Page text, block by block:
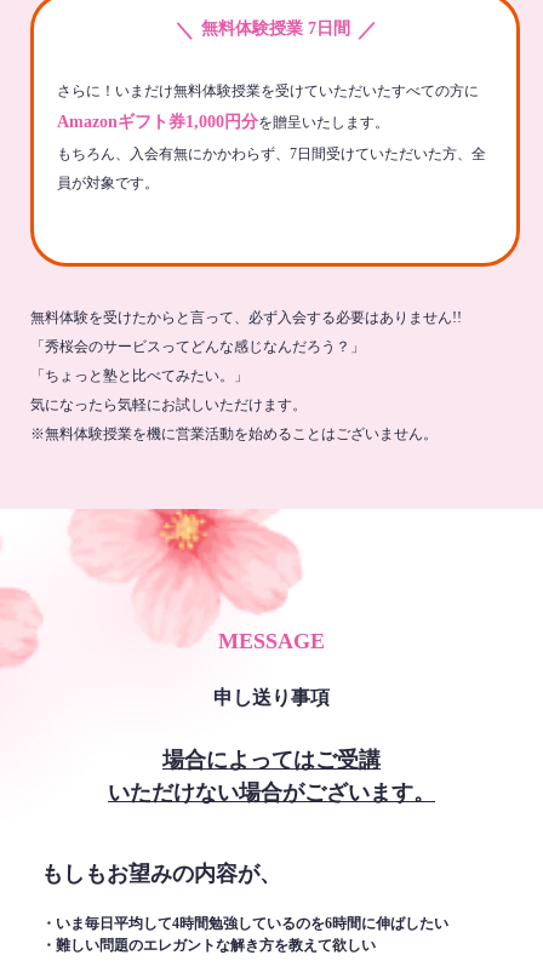
＼ 無料体験授業 7日間 ／
さらに！いまだけ無料体験授業を受けていただいたすべての方に
Amazonギフト券1,000円分を贈呈いたします。
もちろん、入会有無にかかわらず、7日間受けていただいた方、全
員が対象です。
無料体験を受けたからと言って、必ず入会する必要はありません!!
「秀桜会のサービスってどんな感じなんだろう？」
「ちょっと塾と比べてみたい。」
気になったら気軽にお試しいただけます。
※無料体験授業を機に営業活動を始めることはございません。
MESSAGE
申し送り事項
場合によってはご受講
いただけない場合がございます。
もしもお望みの内容が、
・いま毎日平均して4時間勉強しているのを6時間に伸ばしたい
・難しい問題のエレガントな解き方を教えて欲しい